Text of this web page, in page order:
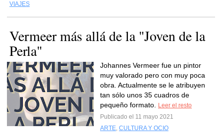
VIAJES
Vermeer más allá de la "Joven de la
Perla"
Johannes Vermeer fue un pintor
muy valorado pero con muy poca
obra. Actualmente se le atribuyen
tan sólo unos 35 cuadros de
pequeño formato.
Leer el resto
Publicado el 11 mayo 2021
ARTE, CULTURA Y OCIO